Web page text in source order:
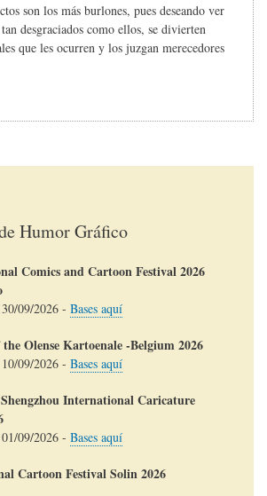
son los más burlones, pues deseando ver
desgraciados como ellos, se divierten
que les ocurren y los juzgan merecedores
Humor Gráfico
Comics and Cartoon Festival 2026
30/09/2026 - Bases aquí
Olense Kartoenale -Belgium 2026
10/09/2026 - Bases aquí
International Caricature
01/09/2026 - Bases aquí
Cartoon Festival Solin 2026